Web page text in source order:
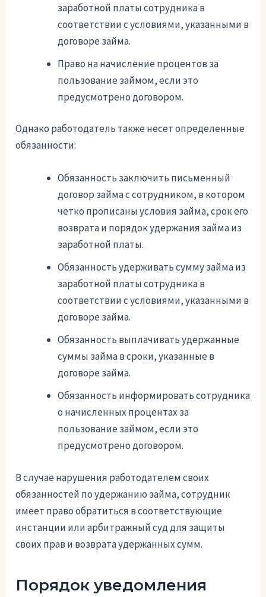
заработной платы сотрудника в
соответствии с условиями, указанными в
договоре займа.
Право на начисление процентов за
пользование займом, если это
предусмотрено договором.
Однако работодатель также несет определенные
обязанности:
Обязанность заключить письменный
договор займа с сотрудником, в котором
четко прописаны условия займа, срок его
возврата и порядок удержания займа из
заработной платы.
Обязанность удерживать сумму займа из
заработной платы сотрудника в
соответствии с условиями, указанными в
договоре займа.
Обязанность выплачивать удержанные
суммы займа в сроки, указанные в
договоре займа.
Обязанность информировать сотрудника
о начисленных процентах за
пользование займом, если это
предусмотрено договором.
В случае нарушения работодателем своих
обязанностей по удержанию займа, сотрудник
имеет право обратиться в соответствующие
инстанции или арбитражный суд для защиты
своих прав и возврата удержанных сумм.
Порядок уведомления